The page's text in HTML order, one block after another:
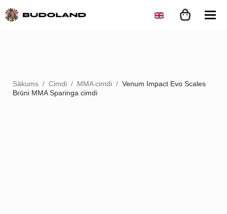
Sākums Cimdi MMA cimdi
Venum Impact Evo Scales
Brūni MMA Sparinga cimdi